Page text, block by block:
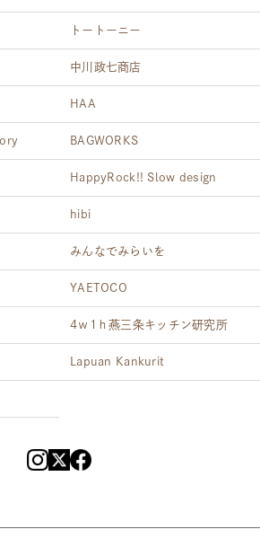
トートーニー
中川政七商店
HAA
BAGWORKS
HappyRock!! Slow design
hibi
みんなでみらいを
YAETOCO
4ｗ1ｈ燕三条キッチン研究所
Lapuan Kankurit